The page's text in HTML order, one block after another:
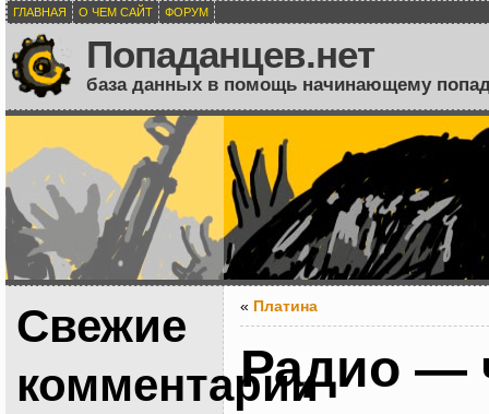
ГЛАВНАЯ О ЧЕМ САЙТ ФОРУМ
Попаданцев.нет
база данных в помощь начинающему
Свежие
комментарии
« Платина
Радио —